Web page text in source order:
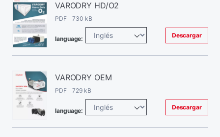
VARODRY HD/O2
PDF 730 kB
language: Descargar
VARODRY OEM
PDF 729 kB
language: Descargar